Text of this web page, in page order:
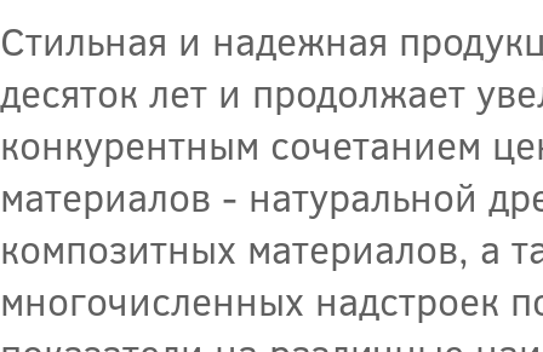
Стильная и надежная
десяток лет и продолжает
конкурентным сочетанием
материалов - натуральной
композитных материалов, а
многочисленных надстроек